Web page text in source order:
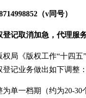
（v同号）
登记取消加急，代理服
权局《版权工作“十四五
记业务做出如下调整：
单一档期（约为20-30